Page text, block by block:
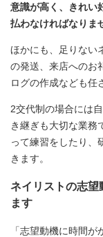
意識が高く、きれい
払わなければなりま
ほかにも、足りない
の発送、来店へのお
ログの作成なども任
2交代制の場合には
き継ぎも大切な業務
って練習をしたり、
きます。
ネイリストの志望
ます
「志望動機に時間